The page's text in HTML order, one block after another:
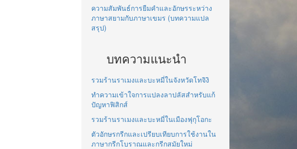
ความสัมพันธ์การยืมคำและอักษรระหว่าง
ภาษาสยามกับภาษาเขมร (บทความแปล
สรุป)
บทความแนะนำ
รวมร้านราเมงและบะหมี่ในจังหวัดโทจิงิ
ทำความเข้าใจการแปลงลาปลัสสำหรับแก้
ปัญหาฟิสิกส์
รวมร้านราเมงและบะหมี่ในเมืองฟุกุโอกะ
ตัวอักษรกรีกและเปรียบเทียบการใช้งานใน
ภาษากรีกโบราณและกรีกสมัยใหม่